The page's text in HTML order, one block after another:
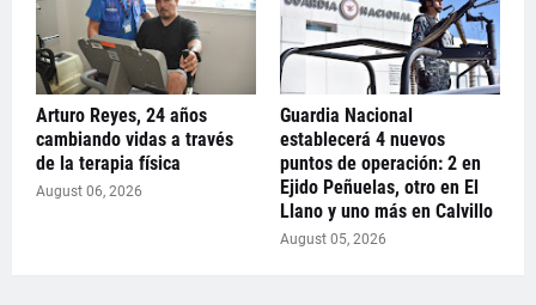
Arturo Reyes, 24 años
cambiando vidas a través
de la terapia física
August 06, 2026
Guardia Nacional
establecerá 4 nuevos
puntos de operación: 2 en
Ejido Peñuelas, otro en El
Llano y uno más en Calvillo
August 05, 2026